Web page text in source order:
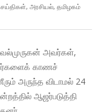
, அரசியல், தமிழகம்
அவர்கள்,
காணச்
அருந்த விடாமல் 24
ஆஜர்படுத்தி